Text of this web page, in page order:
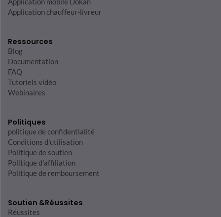
Application chauffeur-livreur
Ressources
Blog
Documentation
FAQ
Tutoriels vidéo
Webinaires
Politiques
politique de confidentialité
Conditions d'utilisation
Politique de soutien
Politique d'affiliation
Politique de remboursement
Soutien &Réussites
Réussites